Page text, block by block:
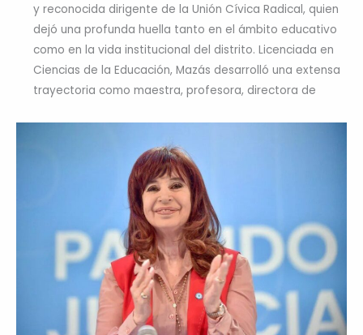
y reconocida dirigente de la Unión Cívica Radical, quien
dejó una profunda huella tanto en el ámbito educativo
como en la vida institucional del distrito. Licenciada en
Ciencias de la Educación, Mazás desarrolló una extensa
trayectoria como maestra, profesora, directora de